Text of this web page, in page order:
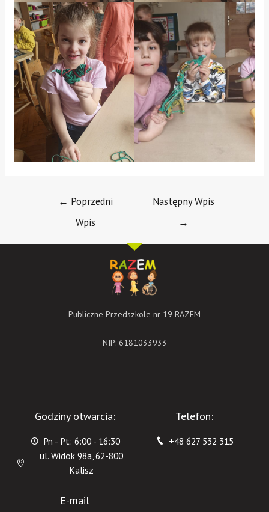
← Poprzedni
Wpis
Następny Wpis
→
Publiczne Przedszkole nr 19 RAZEM
NIP: 6181033933
Godziny otwarcia:
Pn - Pt: 6:00 - 16:30
ul. Widok 98a, 62-800
Kalisz
Telefon:
+48 627 532 315
E-mail